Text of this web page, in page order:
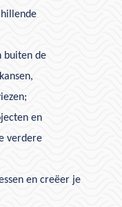
buiten de
en
verdere
en creëer je